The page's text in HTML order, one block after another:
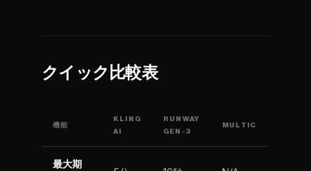
クイック比較表
機能
KLING
AI
RUNWAY
GEN-3
MULTIC
最大期